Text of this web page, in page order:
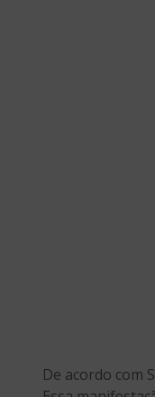
De acordo com